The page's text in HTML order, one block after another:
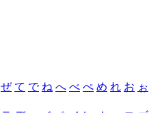
ぜ て で ね へ べ ぺ め れ お ぉ